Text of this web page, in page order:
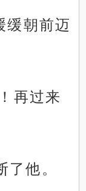
缓朝前迈
再过来
了他。